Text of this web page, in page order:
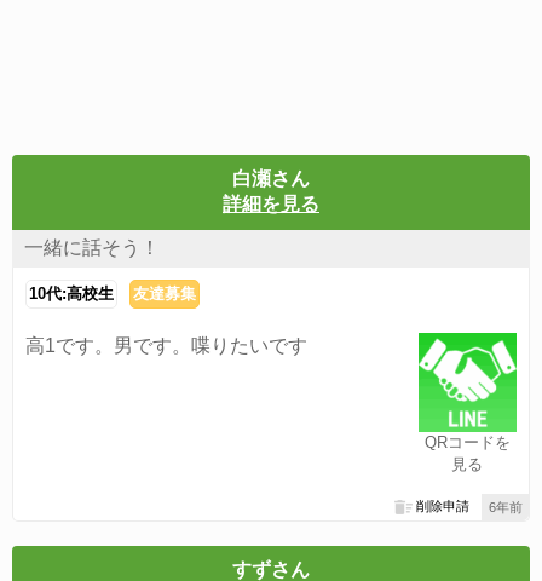
白瀬さん
詳細を見る
一緒に話そう！
10代:高校生 友達募集
QRコードを
見る
高1です。男です。喋りたいです
6年前
削除申請
すずさん